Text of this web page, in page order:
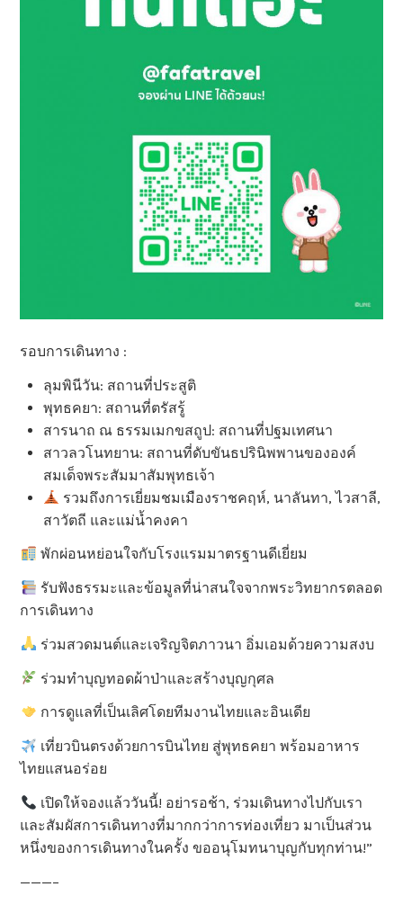
รอบการเดินทาง :
ลุมพินีวัน: สถานที่ประสูติ
พุทธคยา: สถานที่ตรัสรู้
สารนาถ ณ ธรรมเมกขสถูป: สถานที่ปฐมเทศนา
สาวลวโนทยาน: สถานที่ดับขันธปรินิพพานขององค์
สมเด็จพระสัมมาสัมพุทธเจ้า
รวมถึงการเยี่ยมชมเมืองราชคฤห์, นาลันทา, ไวสาลี,
สาวัตถี และแม่น้ำคงคา
พักผ่อนหย่อนใจกับโรงแรมมาตรฐานดีเยี่ยม
รับฟังธรรมะและข้อมูลที่น่าสนใจจากพระวิทยากรตลอด
การเดินทาง
ร่วมสวดมนต์และเจริญจิตภาวนา อิ่มเอมด้วยความสงบ
ร่วมทำบุญทอดผ้าป่าและสร้างบุญกุศล
การดูแลที่เป็นเลิศโดยทีมงานไทยและอินเดีย
เที่ยวบินตรงด้วยการบินไทย สู่พุทธคยา พร้อมอาหาร
ไทยแสนอร่อย
เปิดให้จองแล้ววันนี้! อย่ารอช้า, ร่วมเดินทางไปกับเรา
และสัมผัสการเดินทางที่มากกว่าการท่องเที่ยว มาเป็นส่วน
หนึ่งของการเดินทางในครั้ง ขออนุโมทนาบุญกับทุกท่าน!”
———–